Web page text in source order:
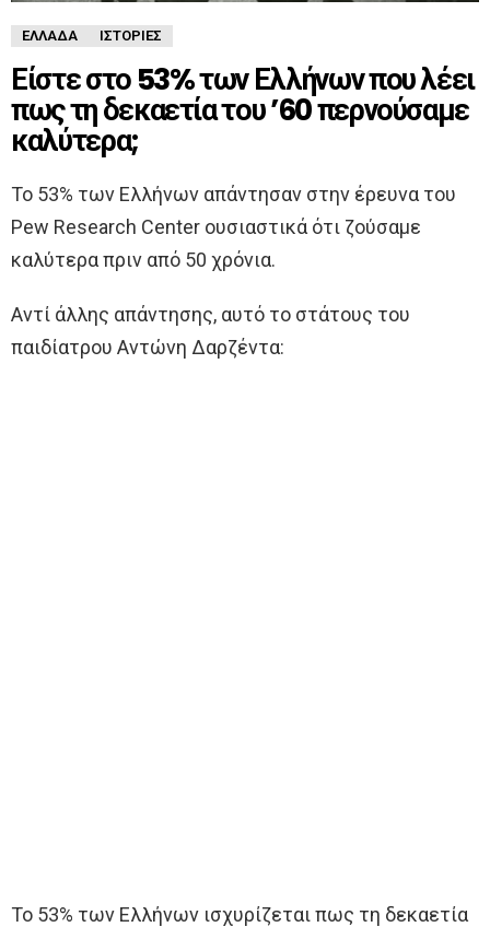
ΕΛΛΆΔΑ ΙΣΤΟΡΊΕΣ
Είστε στο 53% των Ελλήνων που λέει
πως τη δεκαετία του ’60 περνούσαμε
καλύτερα;
Το 53% των Ελλήνων απάντησαν στην έρευνα του
Pew Research Center ουσιαστικά ότι ζούσαμε
καλύτερα πριν από 50 χρόνια.
Αντί άλλης απάντησης, αυτό το στάτους του
παιδίατρου Αντώνη Δαρζέντα:
Το 53% των Ελλήνων ισχυρίζεται πως τη δεκαετία